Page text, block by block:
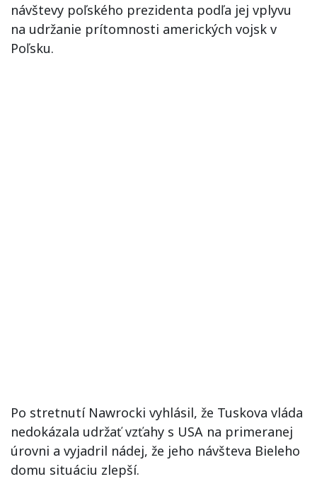
návštevy poľského prezidenta podľa jej vplyvu
na udržanie prítomnosti amerických vojsk v
Poľsku.
Po stretnutí Nawrocki vyhlásil, že Tuskova vláda
nedokázala udržať vzťahy s USA na primeranej
úrovni a vyjadril nádej, že jeho návšteva Bieleho
domu situáciu zlepší.